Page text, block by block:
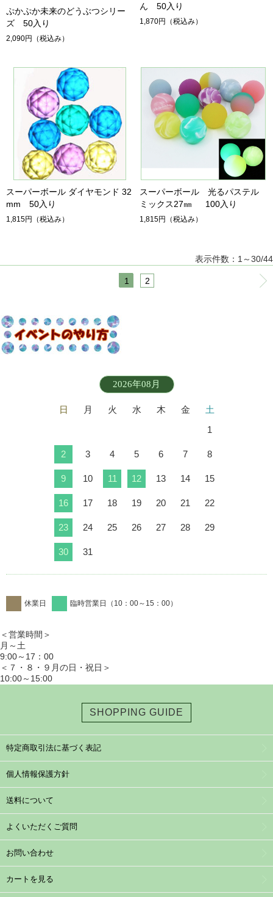
ぷかぷか未来のどうぶつシリー
ズ 50入り
2,090円 （税込み）
ん 50入り
1,870円 （税込み）
スーパーボール ダイヤモンド 32
mm 50入り
1,815円 （税込み）
スーパーボール 光るパステル
ミックス27㎜ 100入り
1,815円 （税込み）
表示件数：1～30/44
1 2
2026年08月
日 月 火 水 木 金
土
1
2 3 4 5 6 7 8
9 10 11 12 13 14 15
16 17 18 19 20 21 22
23 24 25 26 27 28 29
30 31
休業日 臨時営業日（10：00～15：00）
＜営業時間＞
月～土
9:00～17：00
＜７・８・９月の日・祝日＞
10:00～15:00
SHOPPING GUIDE
特定商取引法に基づく表記
個人情報保護方針
送料について
よくいただくご質問
お問い合わせ
カートを見る